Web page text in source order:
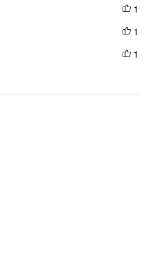
 1
 1
 1